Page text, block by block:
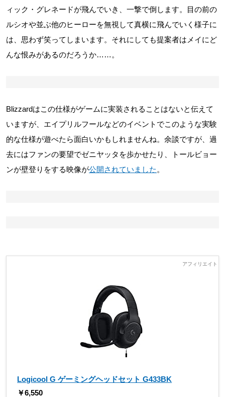
ィック・グレネードが飛んでいき、一撃で倒します。目の前の
ルシオや並ぶ他のヒーローを無視して真横に飛んでいく様子に
は、思わず笑ってしまいます。それにしても提案者はメイにど
んな恨みがあるのだろうか……。
Blizzardはこの仕様がゲームに実装されることはないと伝えて
いますが、エイプリルフールなどのイベントでこのような実験
的な仕様が遊べたら面白いかもしれませんね。余談ですが、過
去にはファンの要望でゼニヤッタを歩かせたり、トールビョー
ンが壁登りをする映像が公開されていました 。
Logicool G ゲーミングヘッドセット G433BK
￥6,550